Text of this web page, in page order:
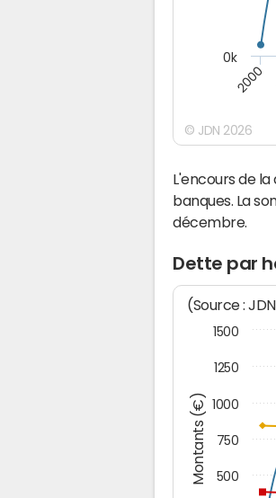
2000
0k
© JDN 2026
L'encours de
banques. La
décembre.
Dette par
Montants (€)
(Source :
500
750
1000
1250
1500